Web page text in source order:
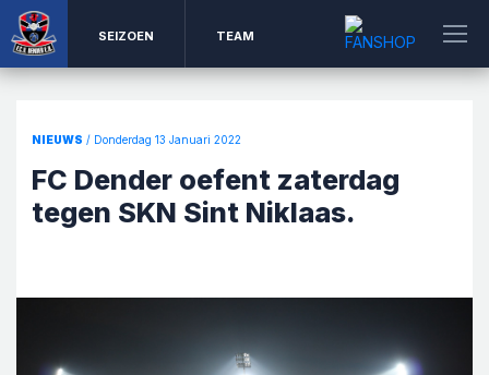
SEIZOEN TEAM
NIEUWS / Donderdag 13 Januari 2022
FC Dender oefent zaterdag
tegen SKN Sint Niklaas.